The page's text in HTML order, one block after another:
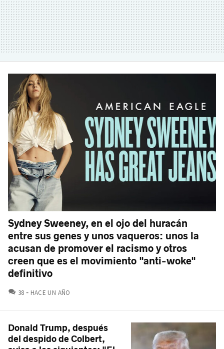
Sydney Sweeney, en el ojo del huracán
entre sus genes y unos vaqueros: unos la
acusan de promover el racismo y otros
creen que es el movimiento "anti-woke"
definitivo
38 COMENTARIOS
HACE UN AÑO
Donald Trump, después
del despido de Colbert,